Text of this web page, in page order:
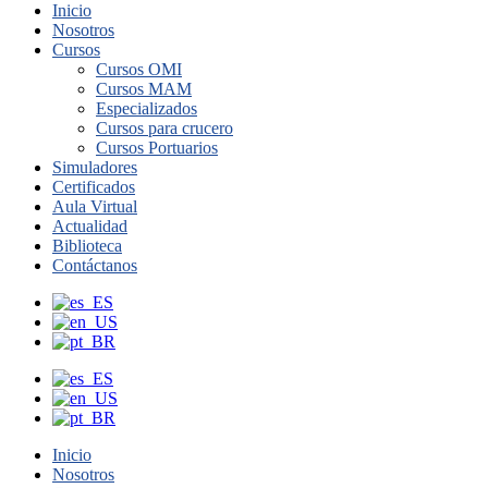
Inicio
Nosotros
Cursos
Cursos OMI
Cursos MAM
Especializados
Cursos para crucero
Cursos Portuarios
Simuladores
Certificados
Aula Virtual
Actualidad
Biblioteca
Contáctanos
Inicio
Nosotros